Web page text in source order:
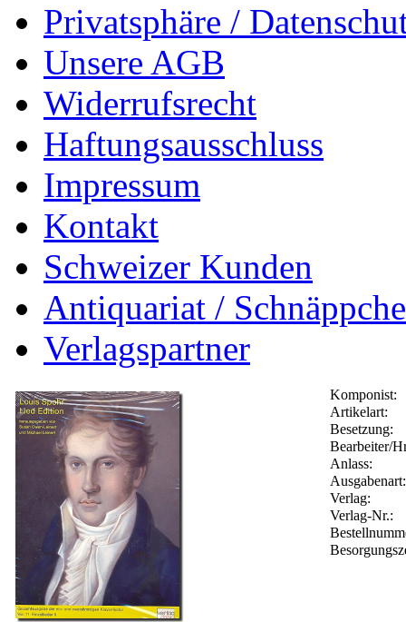
Privatsphäre /
Unsere AGB
Widerrufsrecht
Haftungsausschluss
Impressum
Kontakt
Schweizer Kunden
Antiquariat /
Verlagspartner
Komponist:
Artikelart:
Besetzung:
Bearbeiter/
Anlass:
Ausgabenart:
Verlag:
Verlag-Nr.: